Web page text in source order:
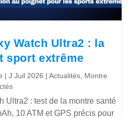
Watch Ultra2 : la
sport extrême
|J Juil 2026 |Actualités Montre
Ultra2 : test de la montre santé
10 ATM et GPS précis pour